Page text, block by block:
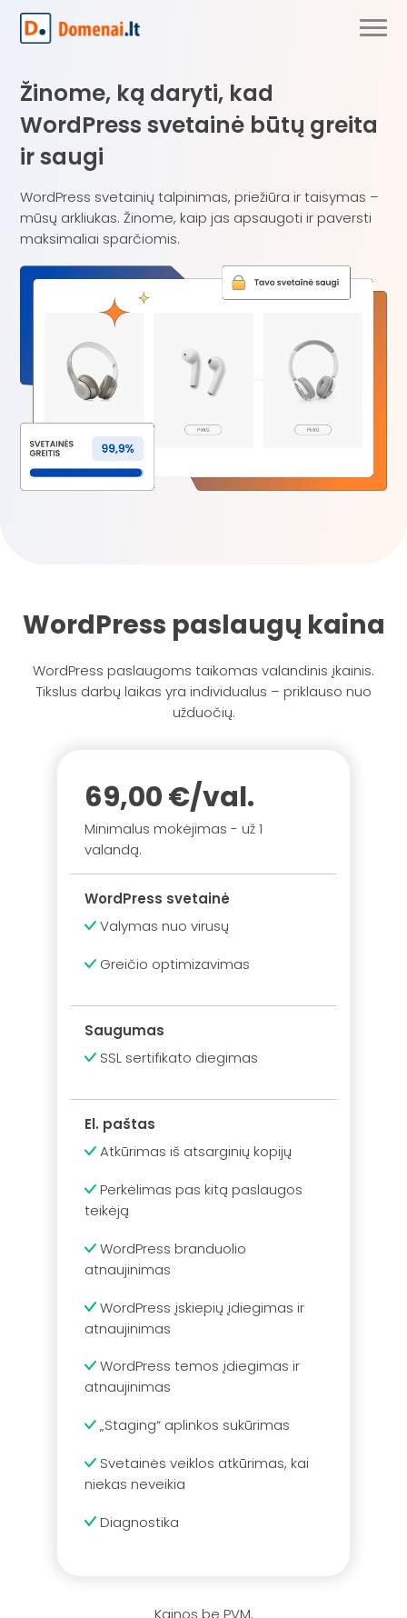
Žinome, ką daryti, kad
WordPress svetainė būtų greita
ir saugi
WordPress svetainių talpinimas, priežiūra ir taisymas –
mūsų arkliukas. Žinome, kaip jas apsaugoti ir paversti
maksimaliai sparčiomis.
WordPress paslaugų kaina
WordPress paslaugoms taikomas valandinis įkainis.
Tikslus darbų laikas yra individualus – priklauso nuo
užduočių.
69,00 €/val.
Minimalus mokėjimas - už 1
valandą.
WordPress svetainė
Valymas nuo virusų
Greičio optimizavimas
Saugumas
SSL sertifikato diegimas
El. paštas
Atkūrimas iš atsarginių kopijų
Perkėlimas pas kitą paslaugos
teikėją
WordPress branduolio
atnaujinimas
WordPress įskiepių įdiegimas ir
atnaujinimas
WordPress temos įdiegimas ir
atnaujinimas
„Staging“ aplinkos sukūrimas
Svetainės veiklos atkūrimas, kai
niekas neveikia
Diagnostika